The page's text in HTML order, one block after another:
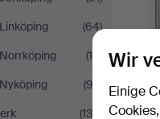
(64)
(15)
(93)
(136)
Wir
Einige